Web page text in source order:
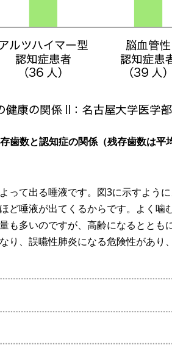
歯数と認知症の関係（残存歯数は平
って出る唾液です。図3に示すよう
ど唾液が出てくるからです。よく噛
も多いのですが、高齢になるとと
り、誤嚥性肺炎になる危険性があり